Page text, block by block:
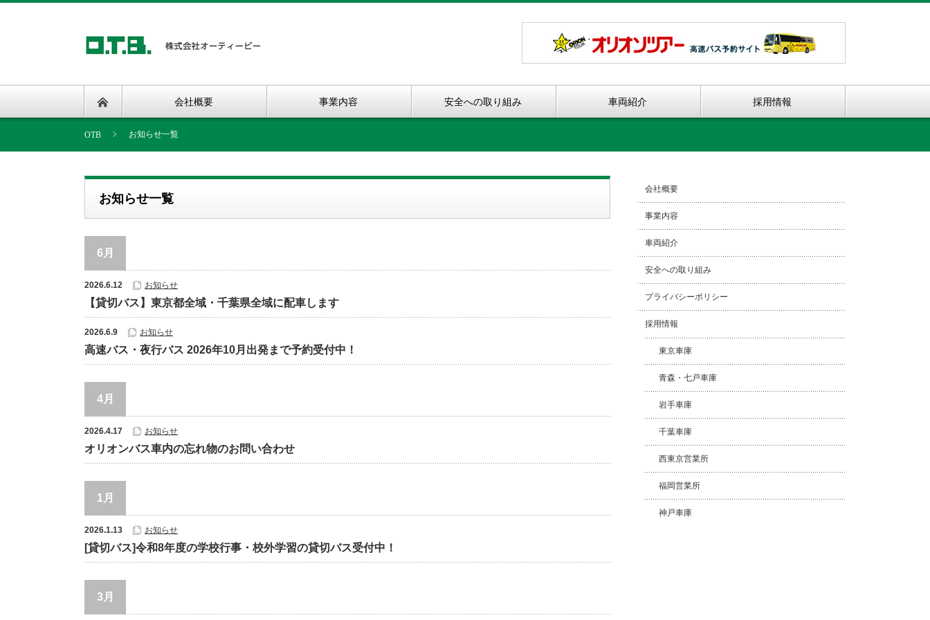
会社概要 事業内容 安全への取り組み 車両紹介 採用情報
お知らせ一覧
お知らせ一覧
6月
2026.6.12 お知らせ
【貸切バス】東京都全域・千葉県全域に配車します
2026.6.9 お知らせ
高速バス・夜行バス 2026年10月出発まで予約受付中！
4月
2026.4.17 お知らせ
オリオンバス車内の忘れ物のお問い合わせ
1月
2026.1.13 お知らせ
[貸切バス]令和8年度の学校行事・校外学習の貸切バス受付中！
3月
会社概要
事業内容
車両紹介
安全への取り組み
プライバシーポリシー
採用情報
東京車庫
青森・七戸車庫
岩手車庫
千葉車庫
西東京営業所
福岡営業所
神戸車庫